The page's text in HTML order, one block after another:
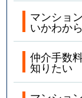
マンショ
いかわか
仲介手数
知りたい